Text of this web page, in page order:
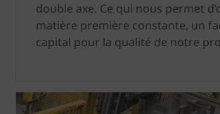
double axe. Ce qui nous permet
matière première constante, un
capital pour la qualité de notre